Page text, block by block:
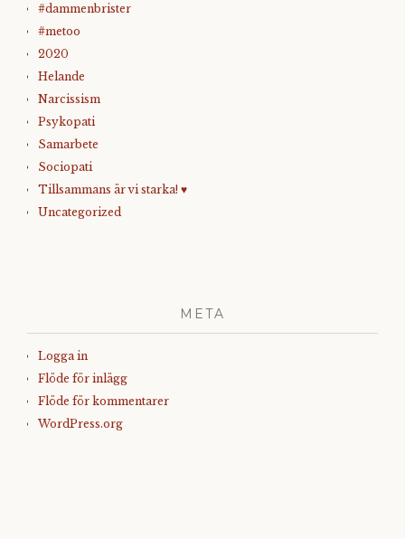
#dammenbrister
#metoo
2020
Helande
Narcissism
Psykopati
Samarbete
Sociopati
Tillsammans är vi starka! ♥
Uncategorized
META
Logga in
Flöde för inlägg
Flöde för kommentarer
WordPress.org